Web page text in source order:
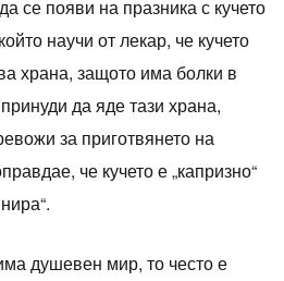
се появи на празника с кучето
научи от лекар, че кучето
храна, защото има болки в
да яде тази храна,
за приготвянето на
че кучето е „капризно“
душевен мир, то често е